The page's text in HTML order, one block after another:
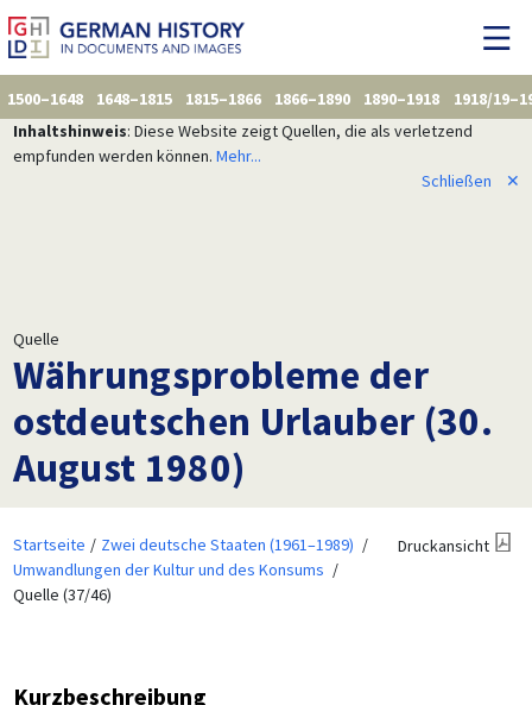
1500–1648 1648–1815 1815–1866 1866–1890 1890–1918
1918/
Inhaltshinweis: Diese Website zeigt Quellen, die als verletzend
empfunden werden können. Mehr...
Schließen
✕
Quelle
Währungsprobleme der
ostdeutschen Urlauber (30.
August 1980)
Startseite
Zwei deutsche Staaten (1961–1989)
Umwandlungen der Kultur und des Konsums
Quelle (37/46)
Druckansicht
Kurzbeschreibung